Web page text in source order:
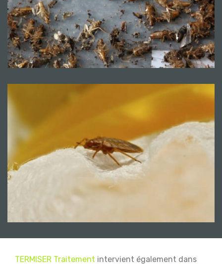
TERMISER Traitement intervient également dans